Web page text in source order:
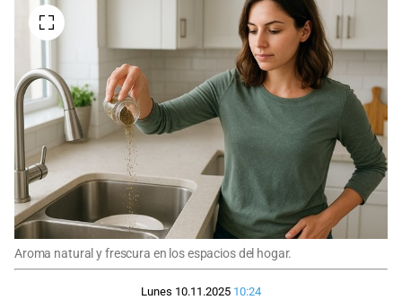
Aroma natural y frescura en los espacios del hogar.
Lunes 10.11.2025 10:24